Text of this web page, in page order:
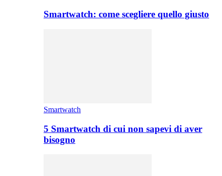
Smartwatch: come scegliere quello giusto
Smartwatch
5 Smartwatch di cui non sapevi di aver
bisogno